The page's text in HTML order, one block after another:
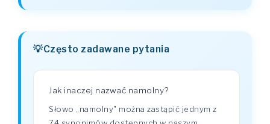
Często zadawane pytania
Jak inaczej nazwać namolny?
Słowo „namolny" można zastąpić jednym z